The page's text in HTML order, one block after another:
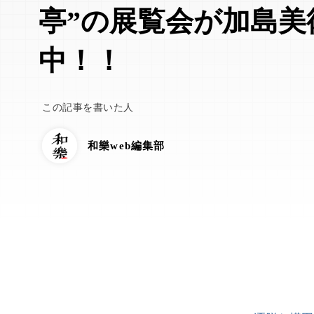
亭”の展覧会が加島
中！！
この記事を書いた人
和樂web編集部